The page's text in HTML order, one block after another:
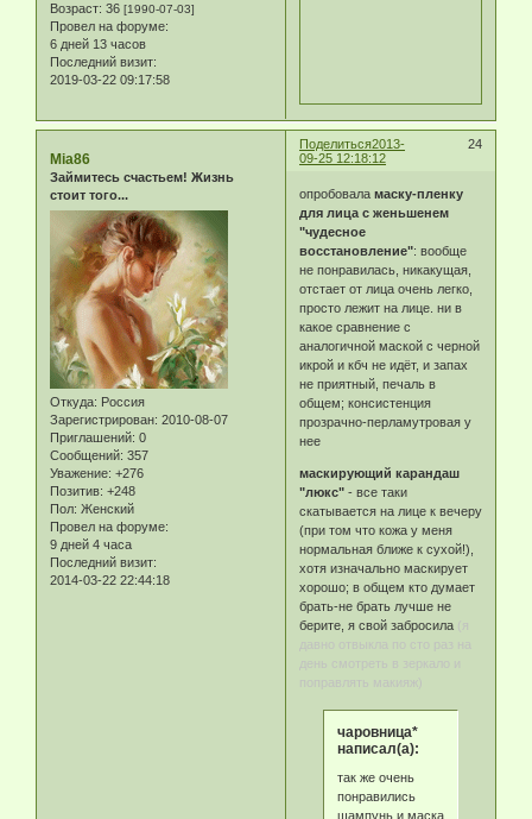
Возраст: 36 [1990-07-03]
Провел на форуме:
6 дней 13 часов
Последний визит:
2019-03-22 09:17:58
Поделиться 24
2013-
09-25 12:18:12
Mia86
Займитесь счастьем! Жизнь
стоит того...
Откуда: Россия
Зарегистрирован: 2010-08-07
Приглашений: 0
Сообщений: 357
Уважение: +276
Позитив: +248
Пол: Женский
Провел на форуме:
9 дней 4 часа
Последний визит:
2014-03-22 22:44:18
опробовала маску-пленку
для лица с женьшенем
"чудесное
восстановление": вообще
не понравилась, никакущая,
отстает от лица очень легко,
просто лежит на лице. ни в
какое сравнение с
аналогичной маской с черной
икрой и кбч не идёт, и запах
не приятный, печаль в
общем; консистенция
прозрачно-перламутровая у
нее
маскирующий карандаш
"люкс" - все таки
скатывается на лице к вечеру
(при том что кожа у меня
нормальная ближе к сухой!),
хотя изначально маскирует
хорошо; в общем кто думает
брать-не брать лучше не
берите, я свой забросила (я
давно отвыкла по сто раз на
день смотреть в зеркало и
поправлять макияж)
чаровница*
написал(а):
так же очень
понравились
шампунь и маска